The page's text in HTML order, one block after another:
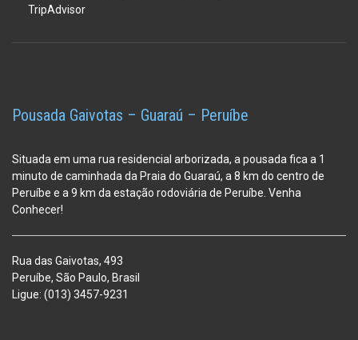
TripAdvisor
Pousada Gaivotas – Guaraú – Peruíbe
Situada em uma rua residencial arborizada, a pousada fica a 1
minuto de caminhada da Praia do Guaraú, a 8 km do centro de
Peruíbe e a 9 km da estação rodoviária de Peruíbe. Venha
Conhecer!
Rua das Gaivotas, 493
Peruíbe, São Paulo, Brasil
Ligue: (013) 3457-9231